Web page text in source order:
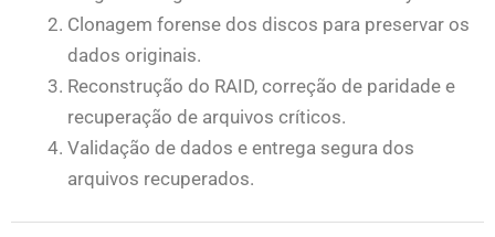
Clonagem forense dos discos para preservar os
dados originais.
Reconstrução do RAID, correção de paridade e
recuperação de arquivos críticos.
Validação de dados e entrega segura dos
arquivos recuperados.